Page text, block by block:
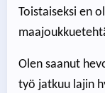
Toistaiseksi en
Olen saanut
työ jatkuu lajin